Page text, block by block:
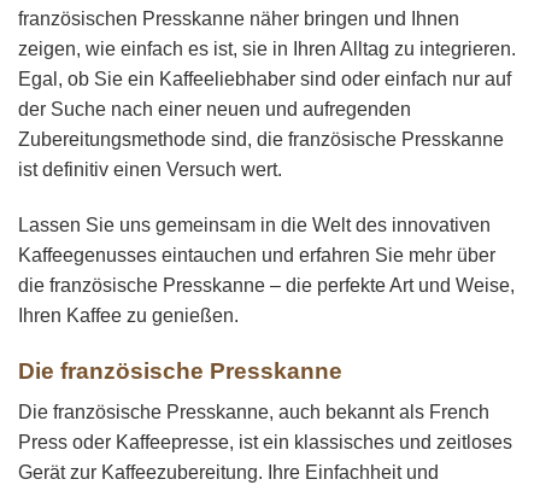
französischen Presskanne näher bringen und Ihnen
zeigen, wie einfach es ist, sie in Ihren Alltag zu integrieren.
Egal, ob Sie ein Kaffeeliebhaber sind oder einfach nur auf
der Suche nach einer neuen und aufregenden
Zubereitungsmethode sind, die französische Presskanne
ist definitiv einen Versuch wert.
Lassen Sie uns gemeinsam in die Welt des innovativen
Kaffeegenusses eintauchen und erfahren Sie mehr über
die französische Presskanne – die perfekte Art und Weise,
Ihren Kaffee zu genießen.
Die französische Presskanne
Die französische Presskanne, auch bekannt als French
Press oder Kaffeepresse, ist ein klassisches und zeitloses
Gerät zur Kaffeezubereitung. Ihre Einfachheit und